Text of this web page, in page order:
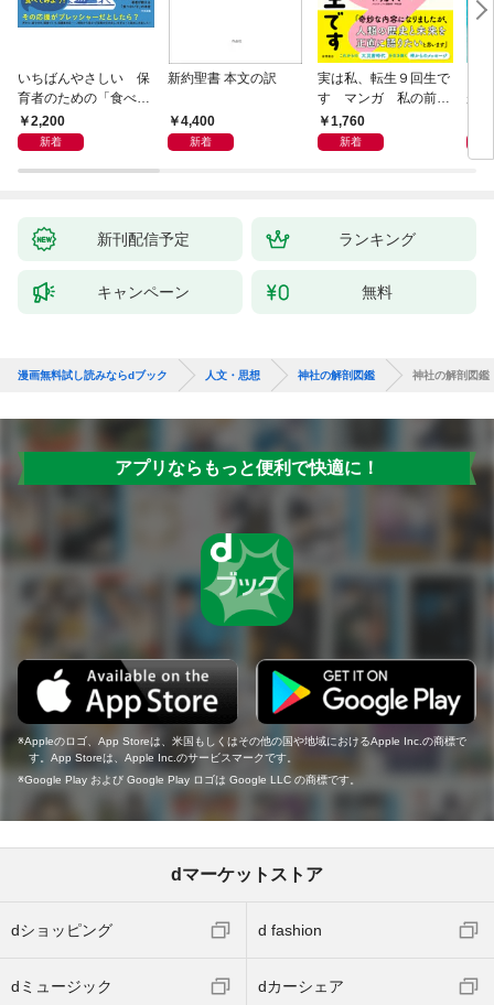
いちばんやさしい 保
育者のための「食べな
い子」サポートＢＯＯ
Ｋ 偏食・少食のお悩
2,200
新着
新約聖書 本文の訳
4,400
新着
実は私、転生９回生で
す マンガ 私の前世
物語1,760
新着
が
新刊配信予定 ランキング
キャンペーン 無料
漫画無料試し読みならdブック 人文・思想 神社の解剖図鑑 神社の解剖図鑑
アプリならもっと便利で快適に！
Appleのロゴ、App Storeは、米国もしくはその他の国や地域におけるApple Inc.の商標で
す。App Storeは、Apple Inc.のサービスマークです。
Google Play および Google Play ロゴは Google LLC の商標です。
dマーケットストア
dショッピング d fashion
dミュージック dカーシェア